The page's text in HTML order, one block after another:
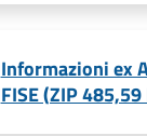
Informazioni ex
FISE (ZIP 485,59